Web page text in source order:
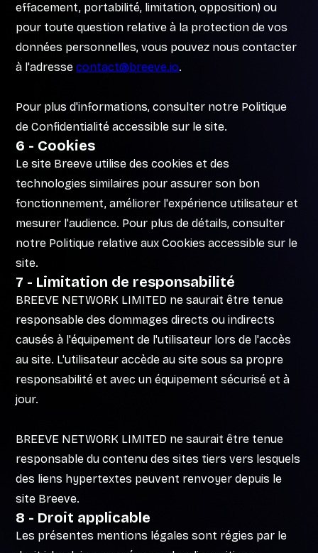
effacement, portabilité, limitation, opposition) ou
pour toute question relative à la protection de vos
données personnelles, vous pouvez nous contacter
à l'adressecontact@breeve.io.
Pour plus d'informations, consulter notre Politique
de Confidentialité accessible sur le site.
6 - Cookies
Le site Breeve utilise des cookies et des
technologies similaires pour assurer son bon
fonctionnement, améliorer l'expérience utilisateur et
mesurer l'audience. Pour plus de détails, consulter
notre Politique relative aux Cookies accessible sur le
site.
7 - Limitation de responsabilité
BREEVE NETWORK LIMITED ne saurait être tenue
responsable des dommages directs ou indirects
causés à l'équipement de l'utilisateur lors de l'accès
au site. L'utilisateur accède au site sous sa propre
responsabilité et avec un équipement sécurisé et à
jour.
BREEVE NETWORK LIMITED ne saurait être tenue
responsable du contenu des sites tiers vers lesquels
des liens hypertextes peuvent renvoyer depuis le
site Breeve.
8 - Droit applicable
Les présentes mentions légales sont régies par le